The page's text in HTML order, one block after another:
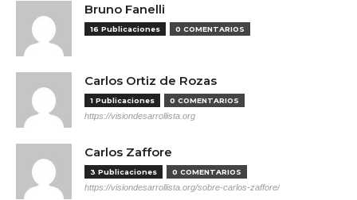
Bruno Fanelli
16 Publicaciones 0 COMENTARIOS
Carlos Ortiz de Rozas
1 Publicaciones 0 COMENTARIOS
https://visiondesarrollista.org
Carlos Zaffore
3 Publicaciones 0 COMENTARIOS
https://visiondesarrollista.org/sobre-carlos-zaffore/